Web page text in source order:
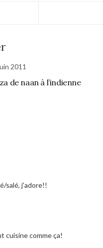
2011
de naan à l’indienne
salé, j’adore!!
cuisine comme ça!